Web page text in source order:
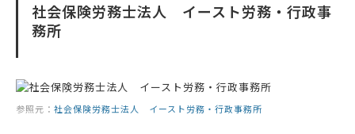
社会保険労務士法人 イースト労務・行政事
務所
参照元： 社会保険労務士法人 イースト労務・行政事務所